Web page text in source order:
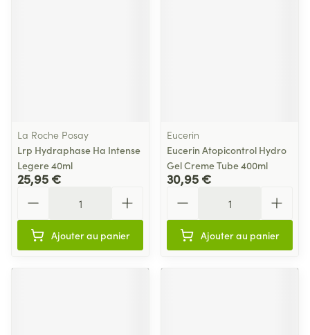
La Roche Posay
Lrp Hydraphase Ha Intense
Legere 40ml
25,95 €
Ajouter au panier
Eucerin
Eucerin Atopicontrol Hydro
Gel Creme Tube 400ml
30,95 €
Ajouter au panier